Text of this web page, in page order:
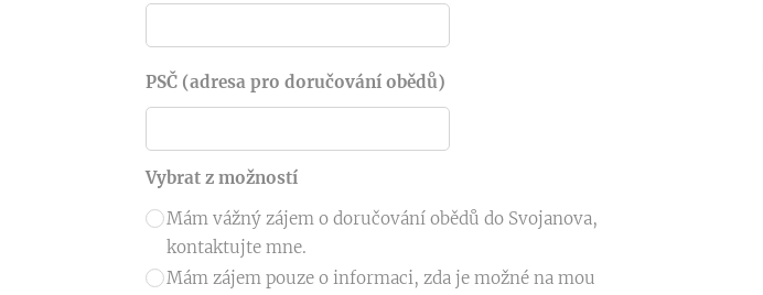
PSČ (adresa pro doručování obědů)
Vybrat z možností
Mám vážný zájem o doručování obědů do Svojanova,
kontaktujte mne.
Mám zájem pouze o informaci, zda je možné na mou